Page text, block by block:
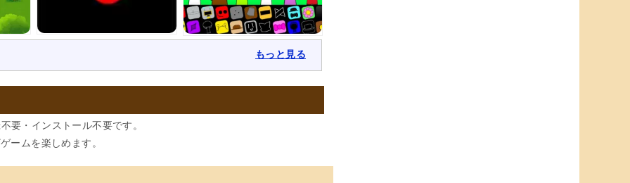
もっと見る
要・インストール不要です。
ームを楽しめます。